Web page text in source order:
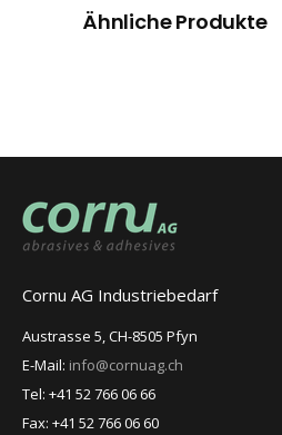
Ähnliche Produkte
Cornu AG Industriebedarf
Austrasse 5, CH-8505 Pfyn
E-Mail: info@cornuag.ch
Tel: +41 52 766 06 66
Fax: +41 52 766 06 60